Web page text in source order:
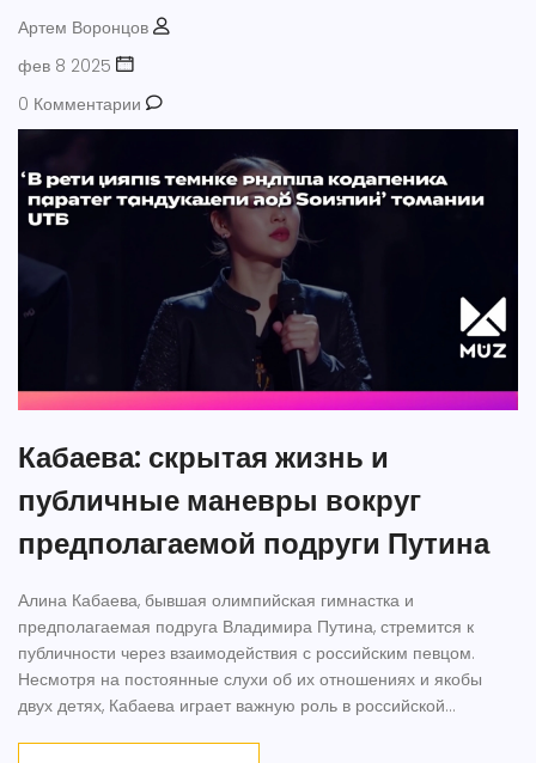
Артем Воронцов
фев 8 2025
0 Комментарии
Кабаева: скрытая жизнь и
публичные маневры вокруг
предполагаемой подруги Путина
Алина Кабаева, бывшая олимпийская гимнастка и
предполагаемая подруга Владимира Путина, стремится к
публичности через взаимодействия с российским певцом.
Несмотря на постоянные слухи об их отношениях и якобы
двух детях, Кабаева играет важную роль в российской